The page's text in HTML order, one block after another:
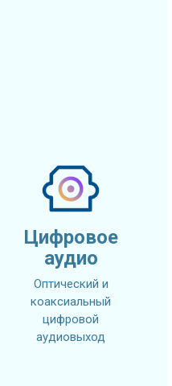
Цифровое
аудио
Оптический и
коаксиальный
цифровой
аудиовыход